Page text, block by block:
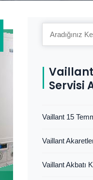
Servisi
Vaillant 15
Vaillant
Vaillant Akbatı